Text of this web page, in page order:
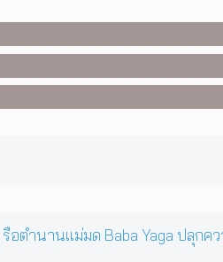
บนารี่ กับครอบครัว
รื้อตำนานแม่มด Baba Yaga ปลุกค